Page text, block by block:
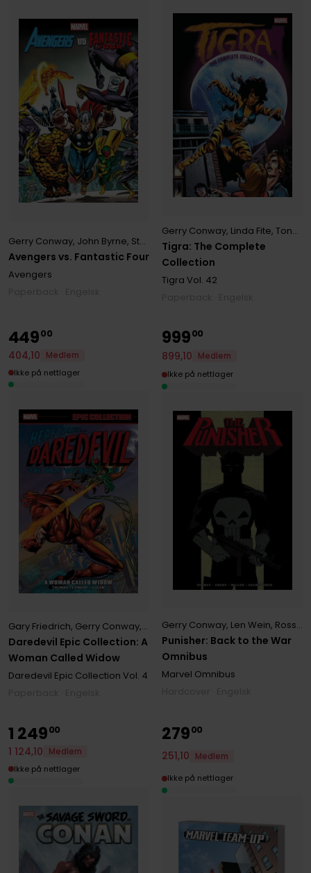
Avengers vs. Fantastic Four
Gerry Conway, John Byrne, Stan Lee
Avengers
Tigra: The Complete
Collection
Gerry Conway, Linda Fite,Tony Isabella
Tigra Vol. 42
Daredevil Epic Collection: A
Woman Called Widow
Gary Friedrich, Gerry Conway, Roy Thomas
Daredevil Epic Collection Vol. 4
44900
404,10
Medlem
Ikke på nettlager
Punisher: Back to the War
Omnibus
Gerry Conway, Len Wein, Ross Andru
Marvel Omnibus
99900
899,10
Medlem
Ikke på nettlager
1 24900
1 124,10
Medlem
Ikke på nettlager
27900
251,10
Medlem
Ikke på nettlager